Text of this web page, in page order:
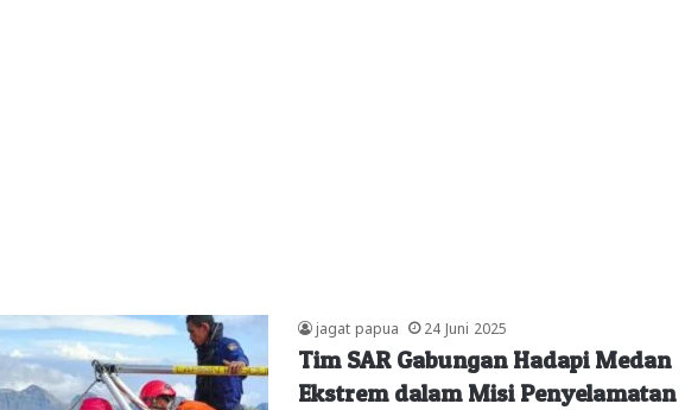
jagat papua 24 Juni 2025
Tim SAR Gabungan Hadapi Medan
Ekstrem dalam Misi Penyelamatan